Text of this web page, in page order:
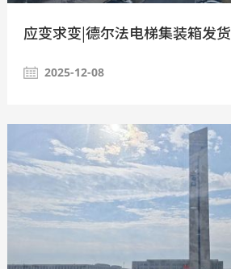
应变求变|德尔法电梯集装箱发货
2025-12-08